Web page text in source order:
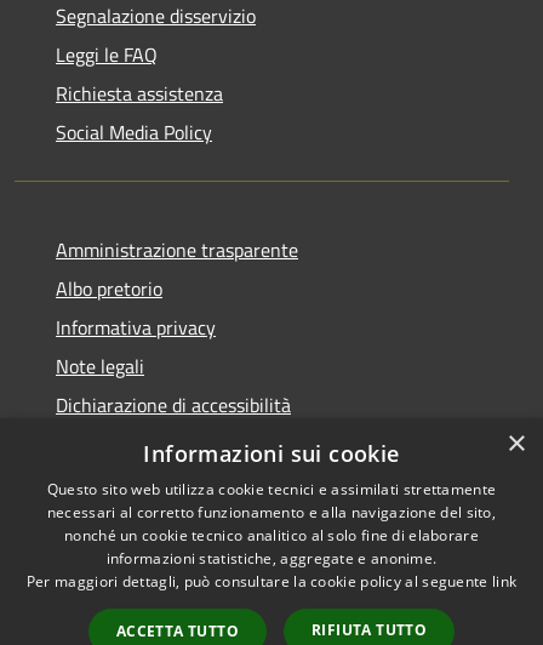
Segnalazione disservizio
Leggi le FAQ
Richiesta assistenza
Social Media Policy
Amministrazione trasparente
Albo pretorio
Informativa privacy
Note legali
Dichiarazione di accessibilità
Piano di miglioramento del sito
Accessibility
Copyright © 2026 • Comune di
Scandiano • Powered by
Municipium•
Admin
×
Informazioni sui cookie
Questo sito web utilizza cookie tecnici e assimilati strettamente
necessari al corretto funzionamento e alla navigazione del sito,
nonché un cookie tecnico analitico al solo fine di elaborare
informazioni statistiche, aggregate e anonime.
Per maggiori dettagli, può consultare la cookie policy al seguente link
ACCETTA TUTTO RIFIUTA TUTTO